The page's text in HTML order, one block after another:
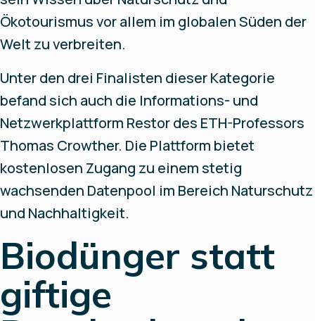
Ökotourismus vor allem im globalen Süden der
Welt zu verbreiten.
Unter den drei Finalisten dieser Kategorie
befand sich auch die Informations- und
Netzwerkplattform Restor des ETH-Professors
Thomas Crowther. Die Plattform bietet
kostenlosen Zugang zu einem stetig
wachsenden Datenpool im Bereich Naturschutz
und Nachhaltigkeit.
Biodünger statt
giftige